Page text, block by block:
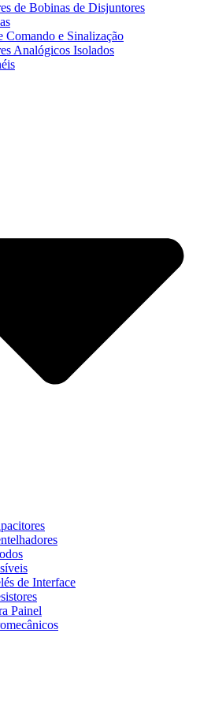
de Bobinas de Disjuntores
Comando e Sinalização
Analógicos Isolados
de Interface
Painel